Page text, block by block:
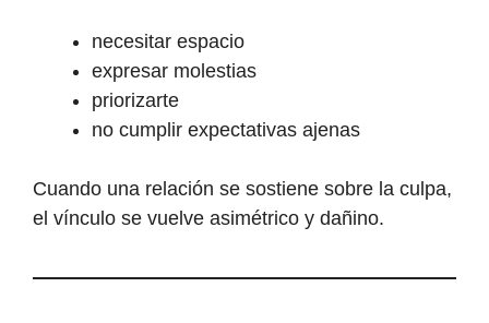
necesitar espacio
expresar molestias
priorizarte
no cumplir expectativas ajenas
Cuando una relación se sostiene sobre la culpa,
el vínculo se vuelve asimétrico y dañino.